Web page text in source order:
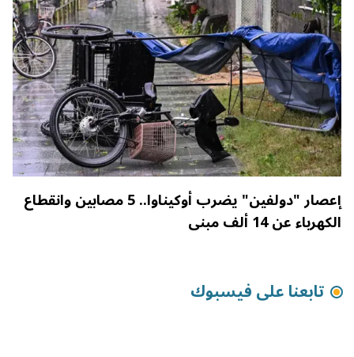
إعصار "دولفين" يضرب أوكيناوا.. 5 مصابين وانقطاع
الكهرباء عن 14 ألف مبنى
تابعنا على فيسبوك